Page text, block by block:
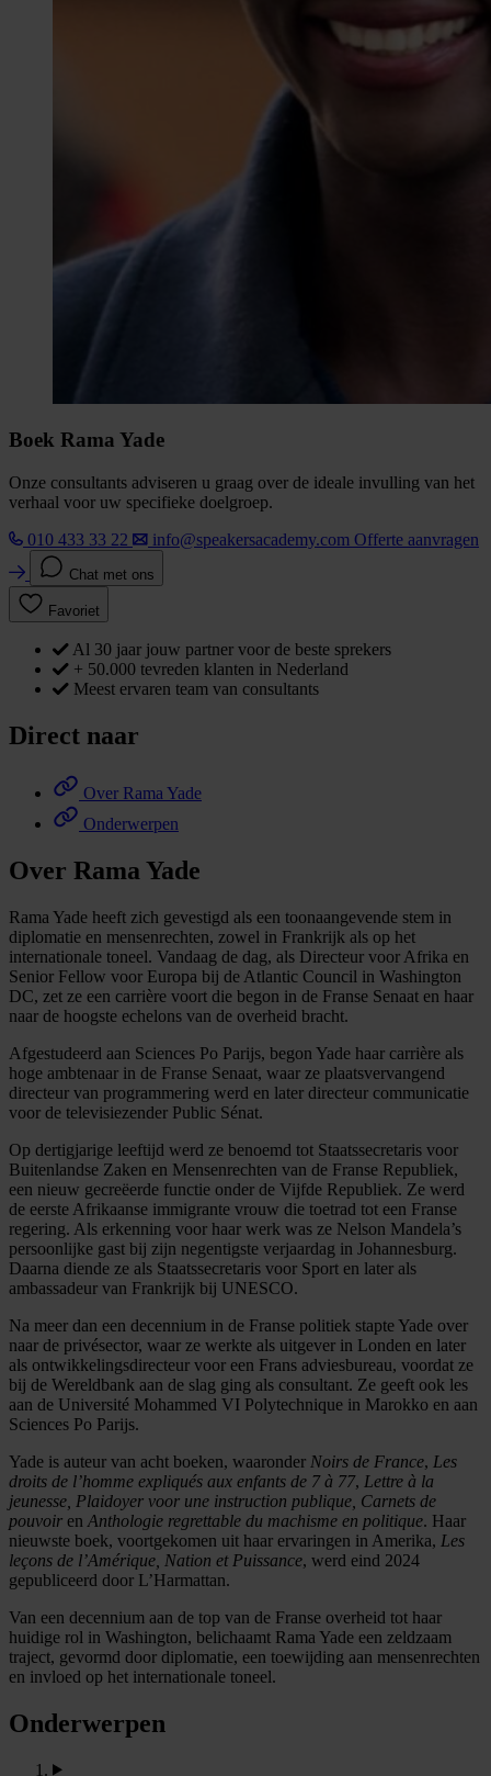
Boek Rama Yade
Onze consultants adviseren u graag over de ideale invulling van het
verhaal voor uw specifieke doelgroep.
010 433 33 22
info@speakersacademy.com Offerte aanvragen
Chat met ons
Favoriet
Al 30 jaar jouw partner voor de beste sprekers
+ 50.000 tevreden klanten in Nederland
Meest ervaren team van consultants
Direct naar
Over Rama Yade
Onderwerpen
Over Rama Yade
Rama Yade heeft zich gevestigd als een toonaangevende stem in
diplomatie en mensenrechten, zowel in Frankrijk als op het
internationale toneel. Vandaag de dag, als Directeur voor Afrika en
Senior Fellow voor Europa bij de Atlantic Council in Washington
DC, zet ze een carrière voort die begon in de Franse Senaat en haar
naar de hoogste echelons van de overheid bracht.
Afgestudeerd aan Sciences Po Parijs, begon Yade haar carrière als
hoge ambtenaar in de Franse Senaat, waar ze plaatsvervangend
directeur van programmering werd en later directeur communicatie
voor de televisiezender Public Sénat.
Op dertigjarige leeftijd werd ze benoemd tot Staatssecretaris voor
Buitenlandse Zaken en Mensenrechten van de Franse Republiek,
een nieuw gecreëerde functie onder de Vijfde Republiek. Ze werd
de eerste Afrikaanse immigrante vrouw die toetrad tot een Franse
regering. Als erkenning voor haar werk was ze Nelson Mandela’s
persoonlijke gast bij zijn negentigste verjaardag in Johannesburg.
Daarna diende ze als Staatssecretaris voor Sport en later als
ambassadeur van Frankrijk bij UNESCO.
Na meer dan een decennium in de Franse politiek stapte Yade over
naar de privésector, waar ze werkte als uitgever in Londen en later
als ontwikkelingsdirecteur voor een Frans adviesbureau, voordat ze
bij de Wereldbank aan de slag ging als consultant. Ze geeft ook les
aan de Université Mohammed VI Polytechnique in Marokko en aan
Sciences Po Parijs.
Yade is auteur van acht boeken, waaronder Noirs de France, Les
droits de l’homme expliqués aux enfants de 7 à 77, Lettre à la
jeunesse, Plaidoyer voor une instruction publique, Carnets de
pouvoir en Anthologie regrettable du machisme en politique. Haar
nieuwste boek, voortgekomen uit haar ervaringen in Amerika, Les
leçons de l’Amérique, Nation et Puissance, werd eind 2024
gepubliceerd door L’Harmattan.
Van een decennium aan de top van de Franse overheid tot haar
huidige rol in Washington, belichaamt Rama Yade een zeldzaam
traject, gevormd door diplomatie, een toewijding aan mensenrechten
en invloed op het internationale toneel.
Onderwerpen